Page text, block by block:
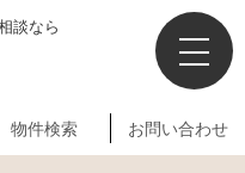
談なら
物件検索 お問い合わせ